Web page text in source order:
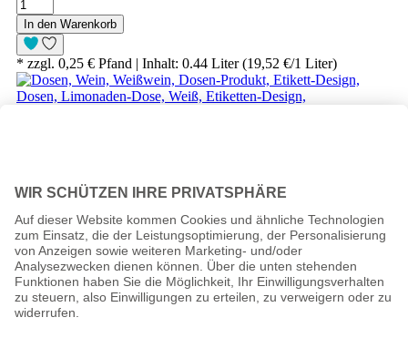
In den Warenkorb
* zzgl. 0,25 € Pfand | Inhalt: 0.44 Liter (19,52 €/1 Liter)
Trillium - Twice The Daily Serving: Raspberry
Sour - Fruited
12,49 €*
EINWEG
zzgl. 0,25 € Pfand